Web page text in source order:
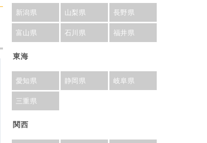
新潟県 山梨県 長野県
富山県 石川県 福井県
東海
愛知県 静岡県 岐阜県
三重県
関西